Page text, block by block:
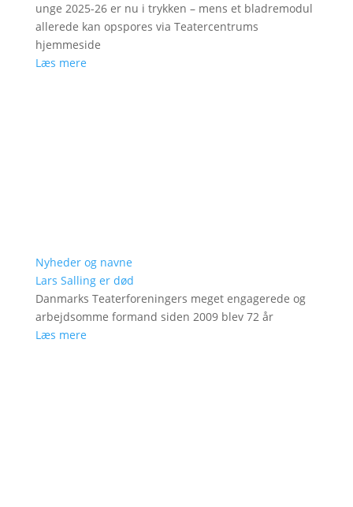
unge 2025-26 er nu i trykken – mens et bladremodul
allerede kan opspores via Teatercentrums
hjemmeside
Læs mere
Nyheder og navne
Lars Salling er død
Danmarks Teaterforeningers meget engagerede og
arbejdsomme formand siden 2009 blev 72 år
Læs mere